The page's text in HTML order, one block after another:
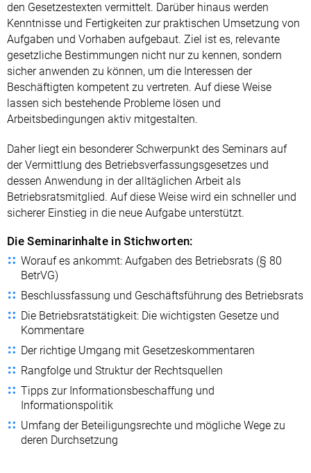
den Gesetzestexten vermittelt. Darüber hinaus werden
Kenntnisse und Fertigkeiten zur praktischen Umsetzung von
Aufgaben und Vorhaben aufgebaut. Ziel ist es, relevante
gesetzliche Bestimmungen nicht nur zu kennen, sondern
sicher anwenden zu können, um die Interessen der
Beschäftigten kompetent zu vertreten. Auf diese Weise
lassen sich bestehende Probleme lösen und
Arbeitsbedingungen aktiv mitgestalten.
Daher liegt ein besonderer Schwerpunkt des Seminars auf
der Vermittlung des Betriebsverfassungsgesetzes und
dessen Anwendung in der alltäglichen Arbeit als
Betriebsratsmitglied. Auf diese Weise wird ein schneller und
sicherer Einstieg in die neue Aufgabe unterstützt.
Die Seminarinhalte in Stichworten:
Worauf es ankommt: Aufgaben des Betriebsrats (§ 80
BetrVG)
Beschlussfassung und Geschäftsführung des Betriebsrats
Die Betriebsratstätigkeit: Die wichtigsten Gesetze und
Kommentare
Der richtige Umgang mit Gesetzeskommentaren
Rangfolge und Struktur der Rechtsquellen
Tipps zur Informationsbeschaffung und
Informationspolitik
Umfang der Beteiligungsrechte und mögliche Wege zu
deren Durchsetzung